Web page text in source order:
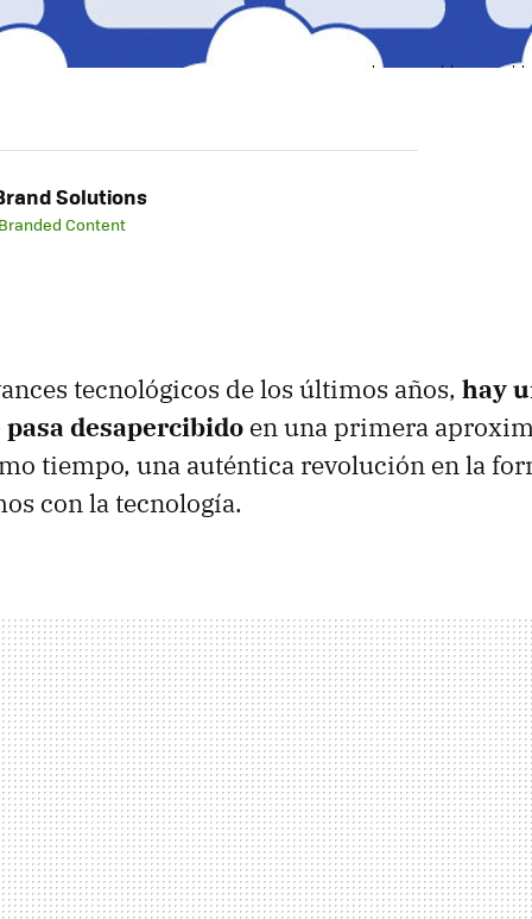
Solutions
Content
tecnológicos de los últimos años, hay
desapercibido en una primera
tiempo, una auténtica revolución en la
con la tecnología.